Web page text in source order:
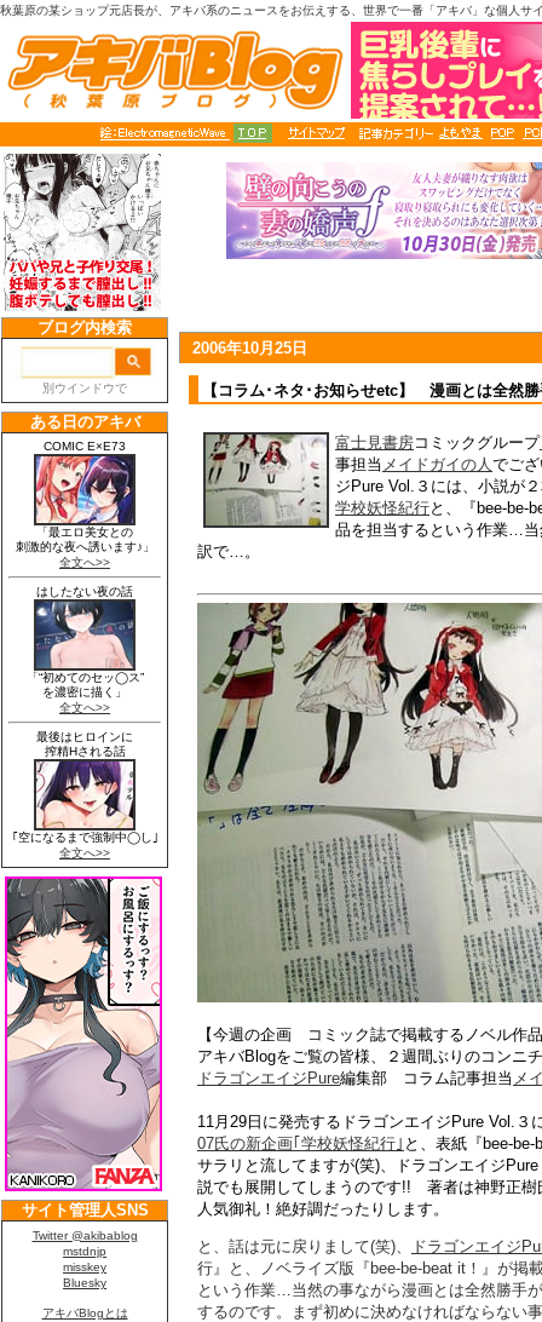
秋葉原の某ショップ元店長が、アキバ系のニュースをお伝えする、世界で一番「アキバ」な個人サ
2006年10月25日
【コラム･ネタ･お知らせetc】 漫画とは全然
富士見書房コミックグループ
事担当 メイドガイの人でご
ジPure Vol.３には、小説が
学校妖怪紀行と、『bee-be-
品を担当するという作業…
訳で…。
【今週の企画 コミック誌で掲載するノベル作
アキバBlogをご覧の皆様、２週間ぶりのコンニ
ドラゴンエイジPure編集部 コラム記事担当 メ
11月29日に発売するドラゴンエイジPure Vol.３
07氏の新企画｢学校妖怪紀行｣ と、表紙『bee-
サラリと流してますが(笑)、ドラゴンエイジ
説でも展開してしまうのです!! 著者は神野正樹
人気御礼！絶好調だったりします。
と、話は元に戻りまして(笑)、
ドラゴンエイジ
行』と、ノベライズ版『bee-be-beat it！』が掲
という作業…当然の事ながら漫画とは全然勝手
するのです。まず初めに決めなければならない